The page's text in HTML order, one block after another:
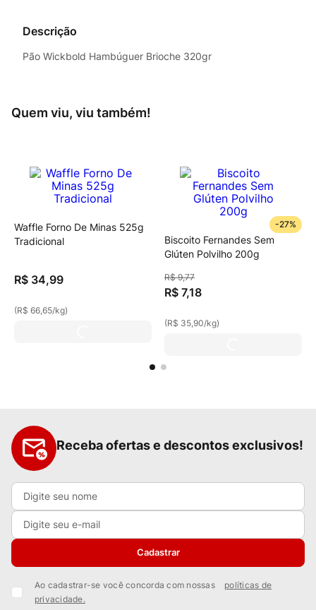
Descrição
Pão Wickbold Hambúguer Brioche 320gr
Quem viu, viu também!
Waffle Forno De Minas 525g
Tradicional
R$ 34,99
(R$ 66,65/kg)
-27%
Biscoito Fernandes Sem
Glúten Polvilho 200g
R$ 9,77
R$ 7,18
(R$ 35,90/kg)
Receba ofertas e descontos exclusivos!
Cadastrar
Ao cadastrar-se você concorda com nossas
políticas de
privacidade.